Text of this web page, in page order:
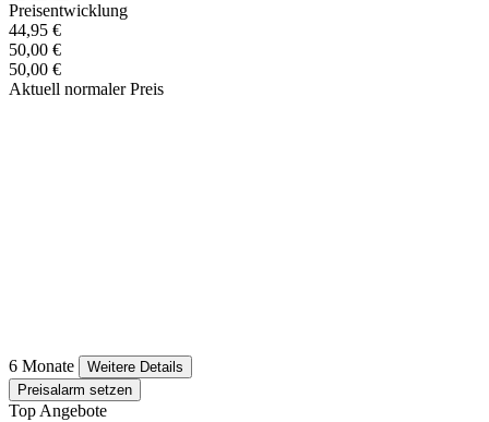
Preisentwicklung
44,95 €
50,00 €
50,00 €
Aktuell normaler Preis
6 Monate
Weitere Details
Preisalarm setzen
Top Angebote